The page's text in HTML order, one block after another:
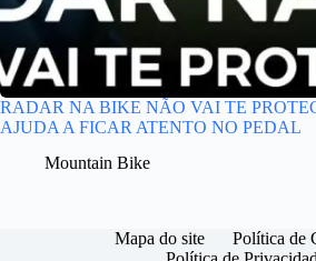
RADAR NA BIKE NÃO VAI TE
AJUDA A FICAR ATENTO NO PEDAL
Mountain Bike
Mapa do site
Política de